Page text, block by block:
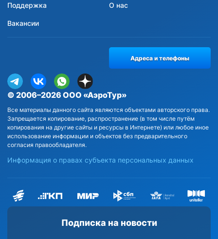
Поддержка О нас
Вакансии
Подписка на новости
© 2006–2026 ООО «АэроТур»
Все материалы данного сайта являются объектами авторского права.
Запрещается копирование, распространение (в том числе путём
копирования на другие сайты и ресурсы в Интернете) или любое иное
использование информации и объектов без предварительного
согласия правообладателя.
Информация о правах субъекта персональных данных
Адреса и телефоны